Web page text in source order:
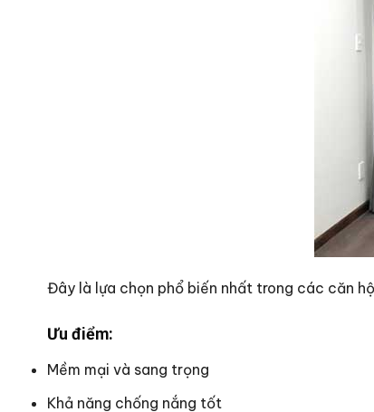
Đây là lựa chọn phổ biến nhất trong các căn
Ưu điểm:
Mềm mại và sang trọng
Khả năng chống nắng tốt